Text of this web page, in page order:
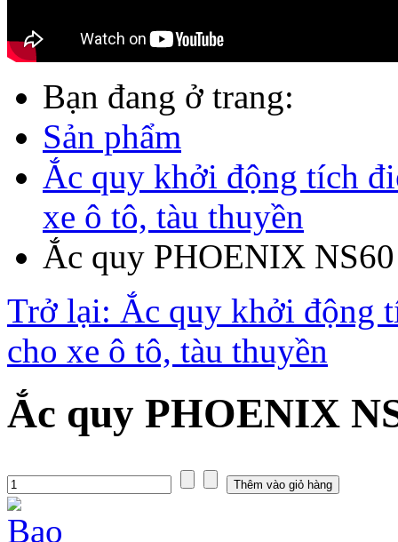
Bạn đang ở trang:
Sản phẩm
Ắc quy khởi động tích
xe ô tô, tàu thuyền
Ắc quy PHOENIX
Trở lại: Ắc quy khởi động
cho xe ô tô, tàu thuyền
Ắc quy PHOENIX